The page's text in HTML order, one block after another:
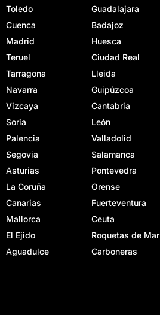
Toledo
Guadalajara
Cuenca
Badajoz
Madrid
Huesca
Teruel
Ciudad Real
Tarragona
Lleida
Navarra
Guipúzcoa
Vizcaya
Cantabria
Soria
León
Palencia
Valladolid
Segovia
Salamanca
Asturias
Pontevedra
La Coruña
Orense
Canarias
Fuerteventura
Mallorca
Ceuta
El Ejido
Roquetas de Mar
Aguadulce
Carboneras